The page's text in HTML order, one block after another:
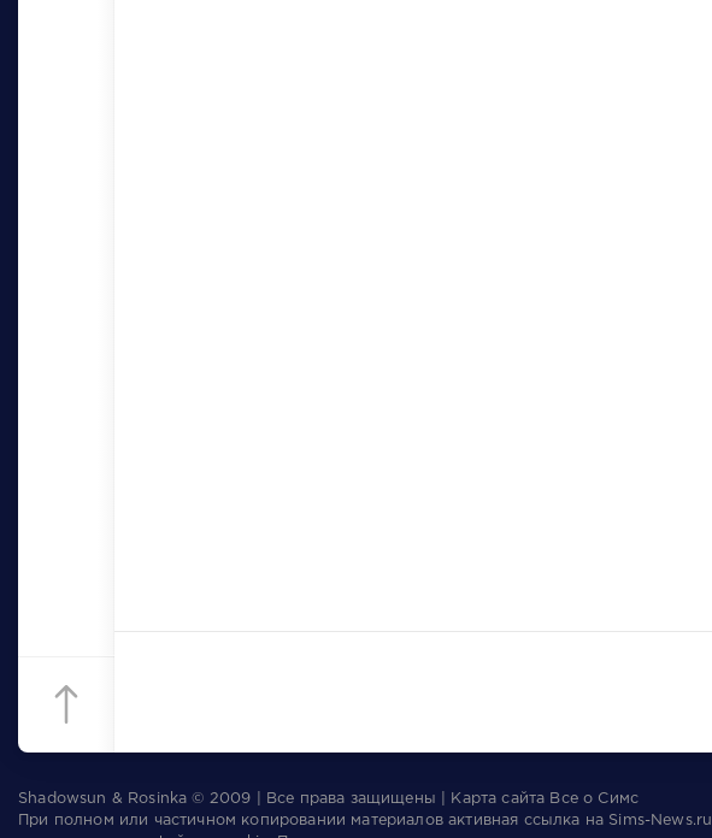
Shadowsun & Rosinka © 2009 | Все права защищены | Карта сайта Все о Симс
При полном или частичном копировании материалов активная ссылка на Sims-News.ru